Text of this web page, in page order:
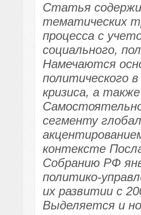
Статья
тематических
процесса с
социального,
Намечаются
политического
кризиса, а
сегменту
контексте
Собранию РФ
политико-
их развитии с
Выделяется и